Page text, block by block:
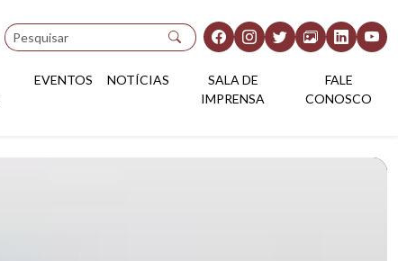
Pesquisar
EVENTOS NOTÍCIAS
SALA DE
IMPRENSA
FALE
CONOSCO